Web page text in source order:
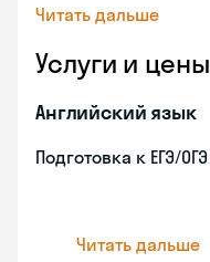
Читать дальше
Услуги и цены
Английский язык
Подготовка к ЕГЭ/ОГЭ
Читать дальше